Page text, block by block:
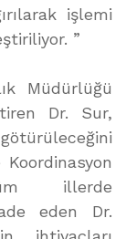
işlemi
”
Müdürlüğü
Dr. Sur,
illerde
eden Dr.